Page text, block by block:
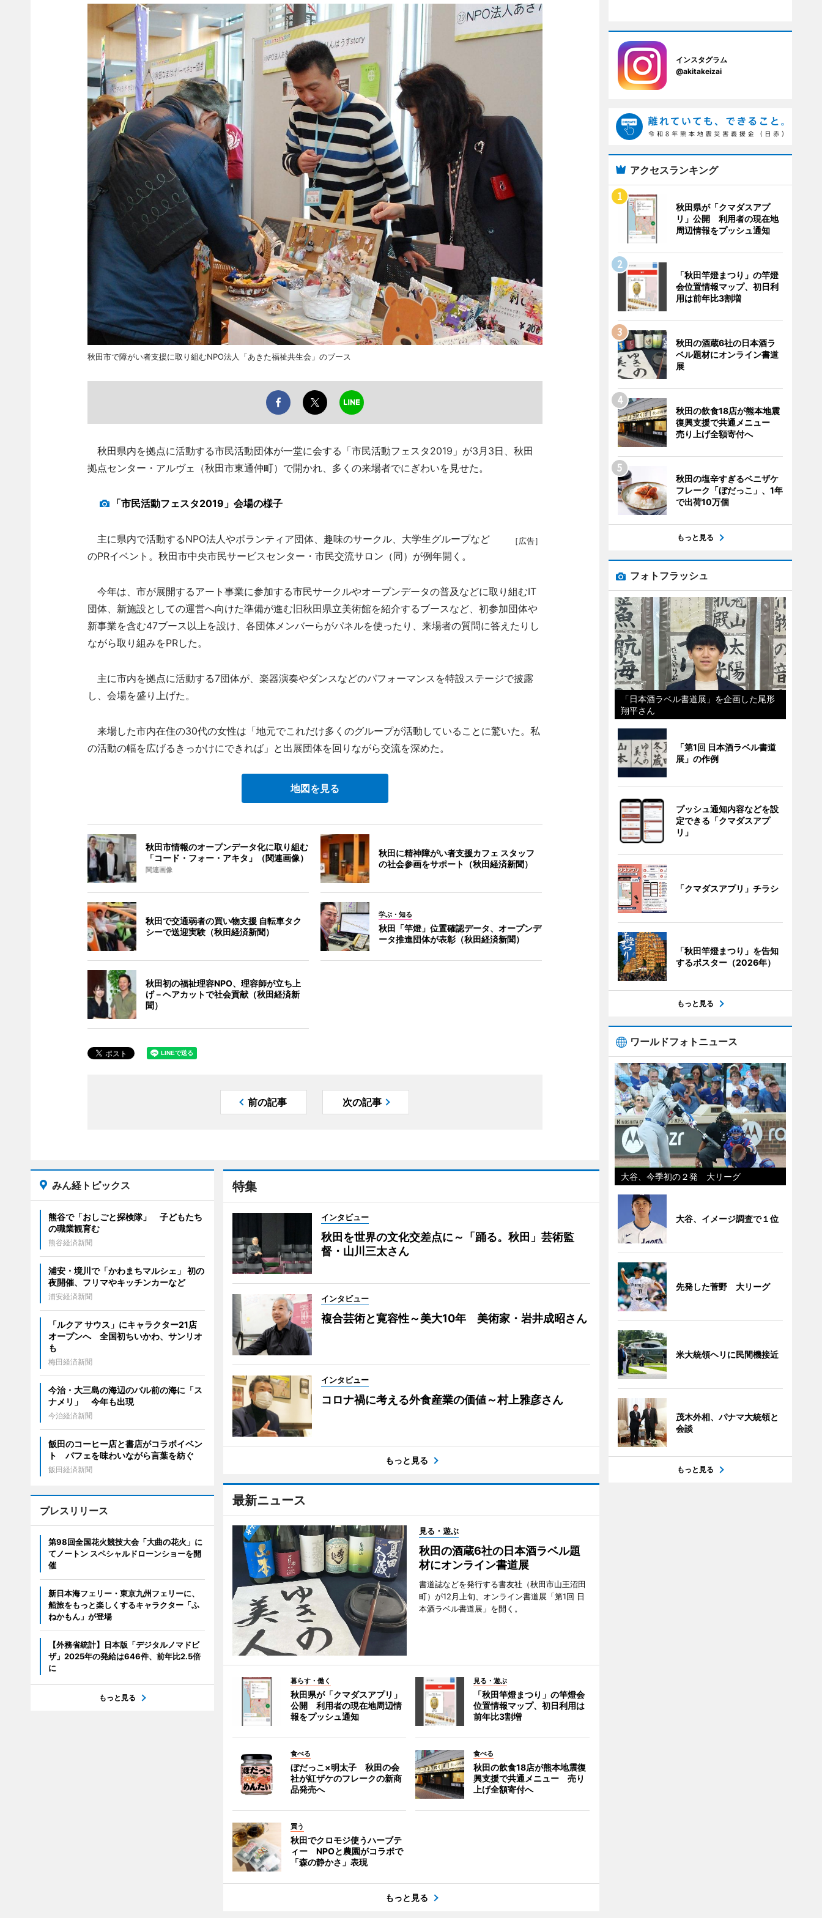
秋田市で障がい者支援に取り組むNPO法人「あきた福祉共生会」のブース
秋田県内を拠点に活動する市民活動団体が一堂に会する「市民活動フェスタ2019」が3月3日、秋田
拠点センター・アルヴェ（秋田市東通仲町）で開かれ、多くの来場者でにぎわいを見せた。
「市民活動フェスタ2019」会場の様子
［広告］
主に県内で活動するNPO法人やボランティア団体、趣味のサークル、大学生グループなど
のPRイベント。秋田市中央市民サービスセンター・市民交流サロン（同）が例年開く。
今年は、市が展開するアート事業に参加する市民サークルやオープンデータの普及などに取り組むIT
団体、新施設としての運営へ向けた準備が進む旧秋田県立美術館を紹介するブースなど、初参加団体や
新事業を含む47ブース以上を設け、各団体メンバーらがパネルを使ったり、来場者の質問に答えたりし
ながら取り組みをPRした。
主に市内を拠点に活動する7団体が、楽器演奏やダンスなどのパフォーマンスを特設ステージで披露
し、会場を盛り上げた。
来場した市内在住の30代の女性は「地元でこれだけ多くのグループが活動していることに驚いた。私
の活動の幅を広げるきっかけにできれば」と出展団体を回りながら交流を深めた。
地図を見る
秋田市情報のオープンデータ化に取り組む
「コード・フォー・アキタ」（関連画像）
関連画像
秋田に精神障がい者支援カフェ スタッフ
の社会参画をサポート（秋田経済新聞）
秋田で交通弱者の買い物支援 自転車タク
シーで送迎実験（秋田経済新聞）
学ぶ・知る
秋田「竿燈」位置確認データ、オープンデ
ータ推進団体が表彰（秋田経済新聞）
秋田初の福祉理容NPO、理容師が立ち上
げ－ヘアカットで社会貢献（秋田経済新
聞）
前の記事 次の記事
特集
インタビュー
秋田を世界の文化交差点に～「踊る。秋田」芸術監
督・山川三太さん
インタビュー
複合芸術と寛容性～美大10年 美術家・岩井成昭さん
インタビュー
コロナ禍に考える外食産業の価値～村上雅彦さん
もっと見る
最新ニュース
見る・遊ぶ
秋田の酒蔵6社の日本酒ラベル題
材にオンライン書道展
書道誌などを発行する書友社（秋田市山王沼田
町）が12月上旬、オンライン書道展「第1回 日
本酒ラベル書道展」を開く。
暮らす・働く
秋田県が「クマダスアプリ」
公開 利用者の現在地周辺情
報をプッシュ通知
見る・遊ぶ
「秋田竿燈まつり」の竿燈会
位置情報マップ、初日利用は
前年比3割増
食べる
ぼだっこ×明太子 秋田の会
社が紅ザケのフレークの新商
品発売へ
食べる
秋田の飲食18店が熊本地震復
興支援で共通メニュー 売り
上げ全額寄付へ
買う
秋田でクロモジ使うハーブテ
ィー NPOと農園がコラボで
「森の静かさ」表現
もっと見る
みん経トピックス
熊谷で「おしごと探検隊」 子どもたち
の職業観育む
熊谷経済新聞
浦安・境川で「かわまちマルシェ」 初の
夜開催、フリマやキッチンカーなど
浦安経済新聞
「ルクア サウス」にキャラクター21店
オープンへ 全国初ちいかわ、サンリオ
も
梅田経済新聞
今治・大三島の海辺のバル前の海に「ス
ナメリ」 今年も出現
今治経済新聞
飯田のコーヒー店と書店がコラボイベン
ト パフェを味わいながら言葉を紡ぐ
飯田経済新聞
プレスリリース
第98回全国花火競技大会「大曲の花火」に
てノートン スペシャルドローンショーを開
催
新日本海フェリー・東京九州フェリーに、
船旅をもっと楽しくするキャラクター「ふ
ねかもん」が登場
【外務省統計】日本版「デジタルノマドビ
ザ」2025年の発給は646件、前年比2.5倍
に
もっと見る
インスタグラム
@akitakeizai
アクセスランキング
秋田県が「クマダスアプ
リ」公開 利用者の現在地
周辺情報をプッシュ通知
「秋田竿燈まつり」の竿燈
会位置情報マップ、初日利
用は前年比3割増
秋田の酒蔵6社の日本酒ラ
ベル題材にオンライン書道
展
秋田の飲食18店が熊本地震
復興支援で共通メニュー
売り上げ全額寄付へ
秋田の塩辛すぎるベニザケ
フレーク「ぼだっこ」、1年
で出荷10万個
もっと見る
フォトフラッシュ
「日本酒ラベル書道展」を企画した尾形
翔平さん
「第1回 日本酒ラベル書道
展」の作例
プッシュ通知内容などを設
定できる「クマダスアプ
リ」
「クマダスアプリ」チラシ
「秋田竿燈まつり」を告知
するポスター（2026年）
もっと見る
ワールドフォトニュース
大谷、今季初の２発 大リーグ
大谷、イメージ調査で１位
先発した菅野 大リーグ
米大統領ヘリに民間機接近
茂木外相、パナマ大統領と
会談
もっと見る